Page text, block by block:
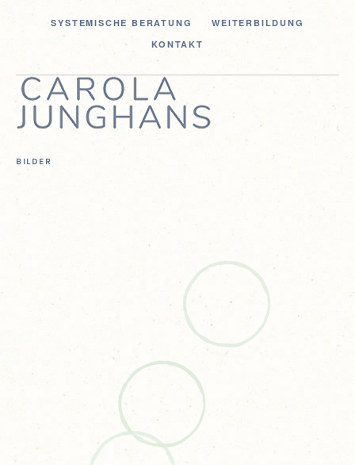
SYS­TE­MI­SCHE BERATUNG
WEI­TER­BIL­DUNG
KON­TAKT
BILDER